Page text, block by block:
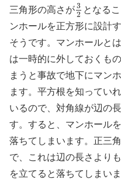
三角形の高さが 3
2 となる
ンホールを正方形に設計
そうです。マンホールと
は一時的に外しておくも
まうと事故で地下にマン
ます。平方根を知っていれ
いるので、対角線が辺の
す。すると、マンホール
落ちてしまいます。正三
で、これは辺の長さより
を立てると落ちてしまい